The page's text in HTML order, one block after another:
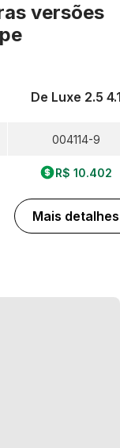
versões
De Luxe 2.5
004114-9
R$ 10.402
Mais detalhes